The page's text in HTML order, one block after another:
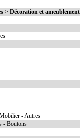
> Décoration et ameublement
- Autres
- Boutons